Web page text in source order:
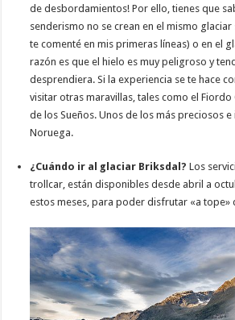
de desbordamientos! Por ello, tienes que
senderismo no se crean en el mismo glaciar
te comenté en mis primeras líneas) o en el
razón es que el hielo es muy peligroso y
desprendiera. Si la experiencia se te hace
visitar otras maravillas, tales como el
de los Sueños. Unos de los más preciosos
Noruega.
¿Cuándo ir al glaciar Briksdal?Los
trollcar, están disponibles desde abril a
estos meses, para poder disfrutar «a tope»